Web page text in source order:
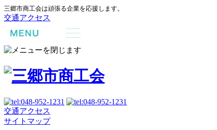
三郷市商工会は頑張る企業を応援します。
交通アクセス
交通アクセス
サイトマップ